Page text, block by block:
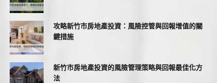
攻略新竹市房地產投資：風險控管與回報增值的關
鍵措施
新竹市房地產投資的風險管理策略與回報最佳化方
法